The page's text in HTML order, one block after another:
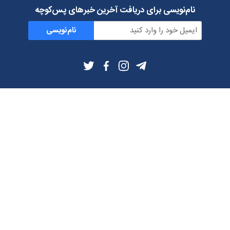
نام‌نویسی برای دریافت آخرین خبرهای پس‌کوچه
نام‌نویسی